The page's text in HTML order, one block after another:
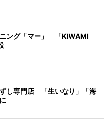
ング「マー」 「KIWAMI
し専門店 「生いなり」「海